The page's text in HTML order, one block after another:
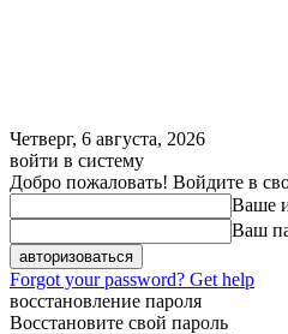
Четверг, 6 августа, 2026
войти в систему
Добро пожаловать! Войдите в
Ваше
Ваш
Forgot your password? Get help
восстановление пароля
Восстановите свой пароль